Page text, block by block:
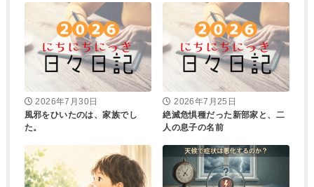
2026年7月30日
風邪をひいたのは、家族でし
た。
2026年7月25日
絶滅危惧種だった新部家と、二
人の息子の名前